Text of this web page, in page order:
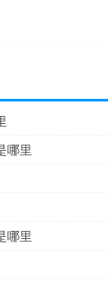
哪里
哪里